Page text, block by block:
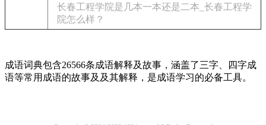
长春工程学院是几本一本还是二本_长春工程学
院怎么样？
成语词典包含26566条成语解释及故事，涵盖了三字、四字成
语等常用成语的故事及及其解释，是成语学习的必备工具。